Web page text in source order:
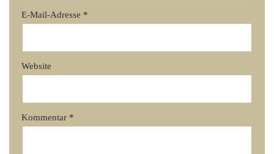
E-Mail-Adresse *
Website
Kommentar *